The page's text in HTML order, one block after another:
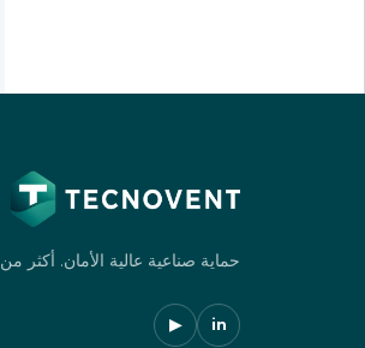
حماية صناعية عالية الأمان. أكثر من 25 عاماً من الخبرة.
in
▶